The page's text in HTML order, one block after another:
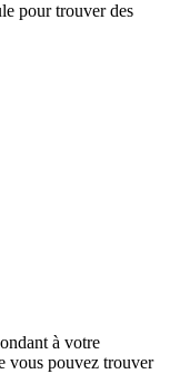
pour trouver des
à votre
vous pouvez trouver